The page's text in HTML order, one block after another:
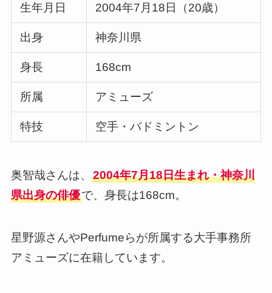
生年月日 2004年7月18日（20歳）
出身 神奈川県
身長 168cm
所属 アミューズ
特技 空手・バドミントン
奥智哉さんは、 2004年7月18日生まれ・神奈川
県出身の俳優で、身長は168cm。
星野源さんやPerfumeらが所属する大手事務所
アミューズに在籍しています。